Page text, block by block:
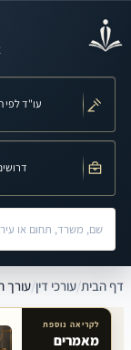
עו"ד לפי
חיפוש לפי שם,
דף הבית/עורכי דין/עורך
לקריאה נוספת
מאמרים